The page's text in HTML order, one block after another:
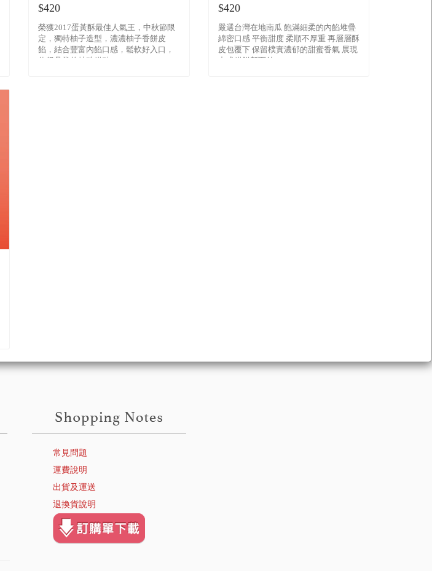
$420
榮獲2017蛋黃酥最佳人氣王，中秋節限
定，獨特柚子造型，濃濃柚子香餅皮
餡，結合豐富內餡口感，鬆軟好入口，
$420
嚴選台灣在地南瓜 飽滿細柔的內餡堆疊
綿密口感 平衡甜度 柔順不厚重 再層層酥
皮包覆下 保留樸實濃郁的甜蜜香氣 展現
常見問題
運費說明
出貨及運送
退換貨說明